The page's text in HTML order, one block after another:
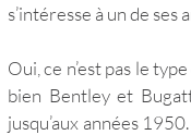
s’intéresse à un de
Oui, ce n’est pas le
bien Bentley et
jusqu’aux années